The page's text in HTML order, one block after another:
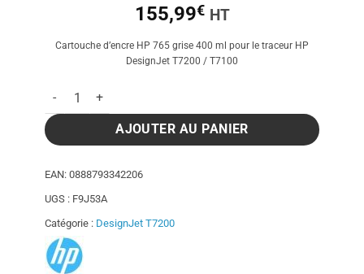
155,99€ HT
Cartouche d’encre HP 765 grise 400 ml pour le traceur HP
DesignJet T7200 / T7100
quantité de Cartouche d'encre HP 765 grise - 400 ml
AJOUTER AU PANIER
EAN: 0888793342206
UGS : F9J53A
Catégorie : DesignJet T7200